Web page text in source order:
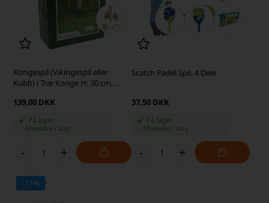
Kongespil (Vikingespil eller
Kubb) i Træ Konge H: 30 cm,
139,00 DKK
På lager
Afsendes i dag
- +
Scatch Padel Spil, 4 Dele
37,50 DKK
På lager
Afsendes i dag
- +
- 11%